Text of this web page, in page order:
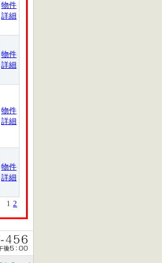
物件
詳細
物件
詳細
物件
詳細
物件
詳細
1 2